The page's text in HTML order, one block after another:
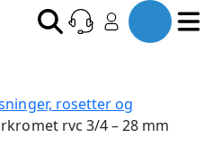
rosetter og
rvc 3/4 – 28 mm